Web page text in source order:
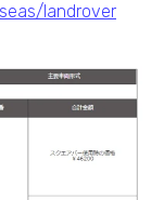
landrover